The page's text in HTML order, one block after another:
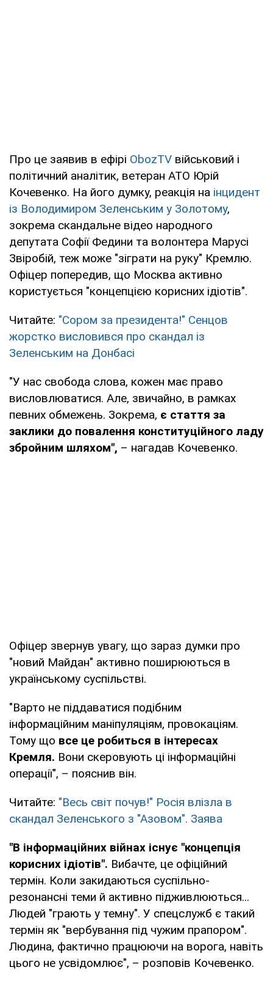
Про це заявив в ефірі ObozTV військовий і
політичний аналітик, ветеран АТО Юрій
Кочевенко. На його думку, реакція на інцидент
із Володимиром Зеленським у Золотому,
зокрема скандальне відео народного
депутата Софії Федини та волонтера Марусі
Звіробій, теж може "зіграти на руку" Кремлю.
Офіцер попередив, що Москва активно
користується "концепцією корисних ідіотів".
Читайте: "Сором за президента!" Сенцов
жорстко висловився про скандал із
Зеленським на Донбасі
"У нас свобода слова, кожен має право
висловлюватися. Але, звичайно, в рамках
певних обмежень. Зокрема, є стаття за
заклики до повалення конституційного ладу
збройним шляхом", – нагадав Кочевенко.
Офіцер звернув увагу, що зараз думки про
"новий Майдан" активно поширюються в
українському суспільстві.
"Варто не піддаватися подібним
інформаційним маніпуляціям, провокаціям.
Тому що все це робиться в інтересах
Кремля. Вони скеровують ці інформаційні
операції", – пояснив він.
Читайте: "Весь світ почув!" Росія влізла в
скандал Зеленського з "Азовом". Заява
"В інформаційних війнах існує "концепція
корисних ідіотів". Вибачте, це офіційний
термін. Коли закидаються суспільно-
резонансні теми й активно підживлюються...
Людей "грають у темну". У спецслужб є такий
термін як "вербування під чужим прапором".
Людина, фактично працюючи на ворога, навіть
цього не усвідомлює", – розповів Кочевенко.